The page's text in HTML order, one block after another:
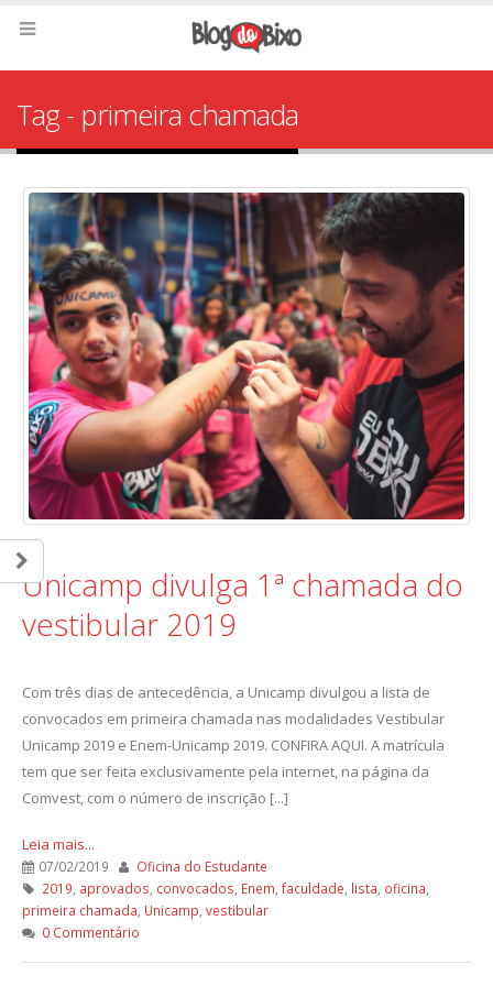
Tag - primeira chamada
Unicamp divulga 1ª chamada do
vestibular 2019
Com três dias de antecedência, a Unicamp divulgou a lista de
convocados em primeira chamada nas modalidades Vestibular
Unicamp 2019 e Enem-Unicamp 2019. CONFIRA AQUI. A matrícula
tem que ser feita exclusivamente pela internet, na página da
Comvest, com o número de inscrição [...]
Leia mais...
07/02/2019
Oficina do Estudante
2019 aprovados convocados Enem faculdade lista oficina
primeira chamada Unicamp vestibular
0 Commentário